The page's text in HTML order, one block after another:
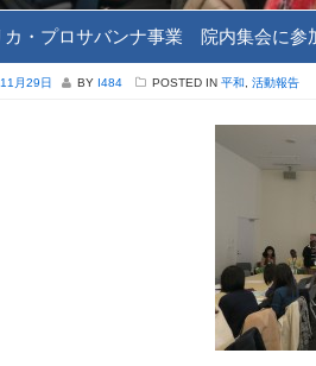
カ・プロサバンナ事業 院内集会に参
月29日 BY I484 POSTED IN 平和 活動報告